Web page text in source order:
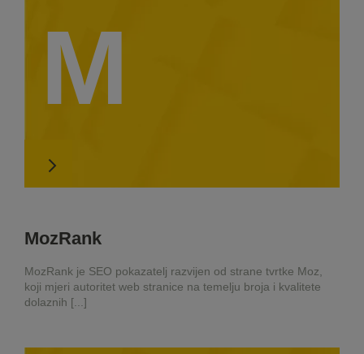
M
MozRank
MozRank je SEO pokazatelj razvijen od strane tvrtke Moz,
koji mjeri autoritet web stranice na temelju broja i kvalitete
dolaznih [...]